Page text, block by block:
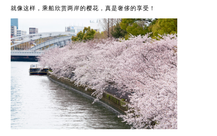
就像这样，乘船欣赏两岸的樱花，真是奢侈的享受！